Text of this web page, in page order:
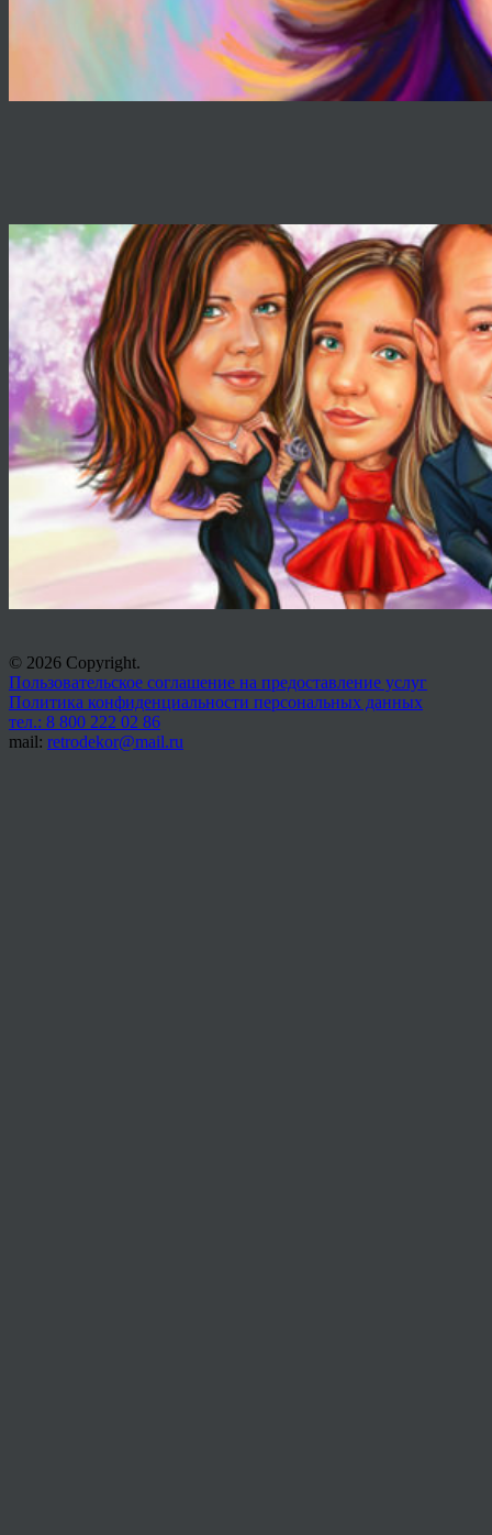
© 2026 Copyright.
Пользовательское соглашение на предоставление услуг
Политика конфиденциальности персональных данных
тел.: 8 800 222 02 86
mail: retrodekor@mail.ru